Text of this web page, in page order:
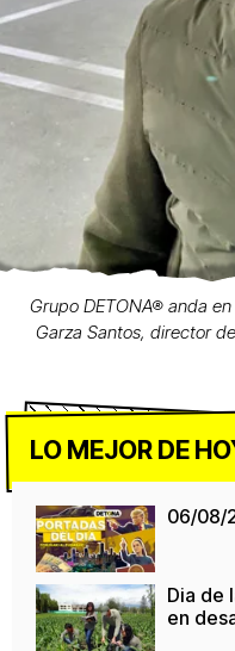
Grupo DETONA® anda
Garza Santos, director
LO MEJOR DE
06/08/
Dia de
en